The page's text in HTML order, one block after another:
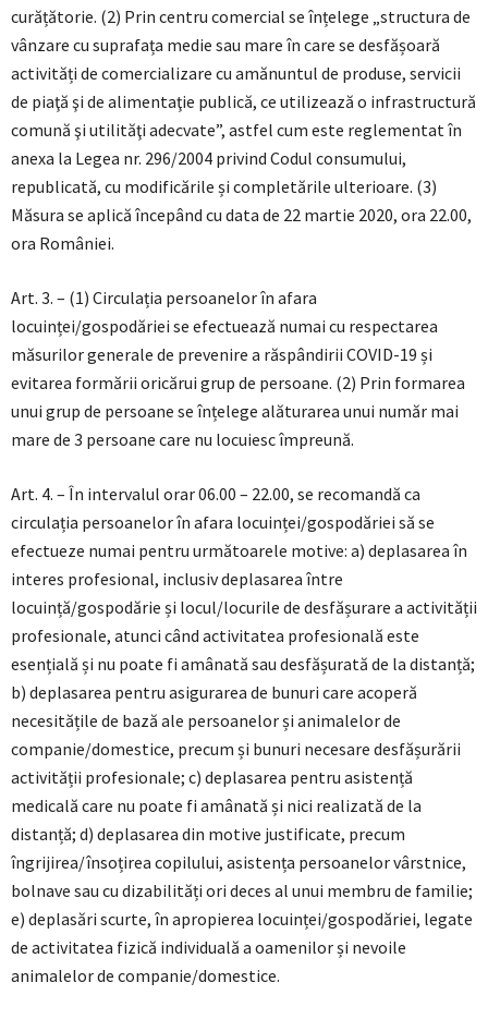
curățătorie. (2) Prin centru comercial se înțelege „structura de
vânzare cu suprafața medie sau mare în care se desfășoară
activități de comercializare cu amănuntul de produse, servicii
de piaţă şi de alimentaţie publică, ce utilizează o infrastructură
comună şi utilităţi adecvate”, astfel cum este reglementat în
anexa la Legea nr. 296/2004 privind Codul consumului,
republicată, cu modificările și completările ulterioare. (3)
Măsura se aplică începând cu data de 22 martie 2020, ora 22.00,
ora României.
Art. 3. – (1) Circulația persoanelor în afara
locuinței/gospodăriei se efectuează numai cu respectarea
măsurilor generale de prevenire a răspândirii COVID-19 și
evitarea formării oricărui grup de persoane. (2) Prin formarea
unui grup de persoane se înțelege alăturarea unui număr mai
mare de 3 persoane care nu locuiesc împreună.
Art. 4. – În intervalul orar 06.00 – 22.00, se recomandă ca
circulația persoanelor în afara locuinței/gospodăriei să se
efectueze numai pentru următoarele motive: a) deplasarea în
interes profesional, inclusiv deplasarea între
locuință/gospodărie și locul/locurile de desfășurare a activității
profesionale, atunci când activitatea profesională este
esențială și nu poate fi amânată sau desfășurată de la distanță;
b) deplasarea pentru asigurarea de bunuri care acoperă
necesitățile de bază ale persoanelor și animalelor de
companie/domestice, precum și bunuri necesare desfășurării
activității profesionale; c) deplasarea pentru asistență
medicală care nu poate fi amânată și nici realizată de la
distanță; d) deplasarea din motive justificate, precum
îngrijirea/însoțirea copilului, asistența persoanelor vârstnice,
bolnave sau cu dizabilități ori deces al unui membru de familie;
e) deplasări scurte, în apropierea locuinței/gospodăriei, legate
de activitatea fizică individuală a oamenilor și nevoile
animalelor de companie/domestice.